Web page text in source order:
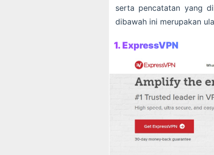
serta pencatatan yang
dibawah ini merupakan
1. ExpressVPN